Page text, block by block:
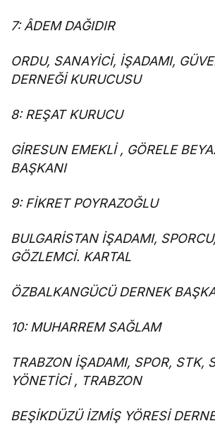
7: ÂDEM DAĞIDIR
ORDU, SANAYİCİ, İŞADAMI,
DERNEĞİ KURUCUSU
8: REŞAT KURUCU
GİRESUN EMEKLİ , GÖRELE
BAŞKANI
9: FİKRET POYRAZOĞLU
BULGARİSTAN İŞADAMI,
GÖZLEMCİ. KARTAL
ÖZBALKANGÜCÜ DERNEK
10: MUHARREM SAĞLAM
TRABZON İŞADAMI, SPOR, STK,
YÖNETİCİ , TRABZON
BEŞİKDÜZÜ İZMİŞ YÖRESİ